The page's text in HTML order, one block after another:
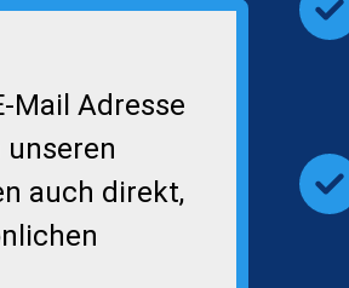
Mail Adresse
unseren
auch direkt,